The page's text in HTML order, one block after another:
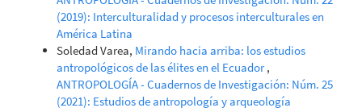
(2019): Interculturalidad y procesos interculturales en
América Latina
Soledad Varea, Mirando hacia arriba: los estudios
antropológicos de las élites en el Ecuador,
ANTROPOLOGÍA - Cuadernos de Investigación: Núm. 25
(2021): Estudios de antropología y arqueología